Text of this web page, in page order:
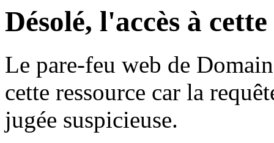
Désolé, l'accès à
Le pare-feu web de
cette ressource car la
jugée suspicieuse.